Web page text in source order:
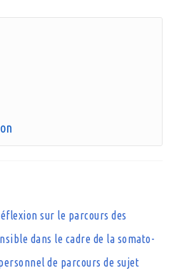
sur le parcours des
dans le cadre de la somato-
de parcours de sujet